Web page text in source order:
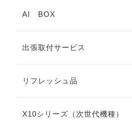
AI BOX
出張取付サービス
リフレッシュ品
X10シリーズ（次世代機種）